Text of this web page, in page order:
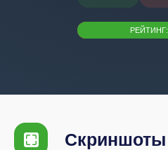
РЕЙТИНГ:
Скриншоты